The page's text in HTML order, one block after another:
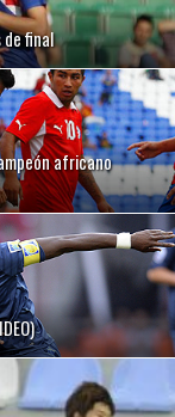
final
africano